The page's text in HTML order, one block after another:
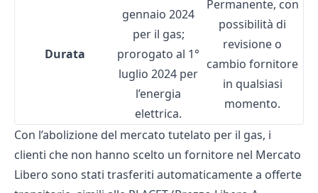
Durata
gennaio 2024
per il gas;
prorogato al 1°
luglio 2024 per
l’energia
elettrica.
Permanente, con
possibilità di
revisione o
cambio fornitore
in qualsiasi
momento.
Con l’abolizione del mercato tutelato per il gas, i
clienti che non hanno scelto un fornitore nel Mercato
Libero sono stati trasferiti automaticamente a offerte